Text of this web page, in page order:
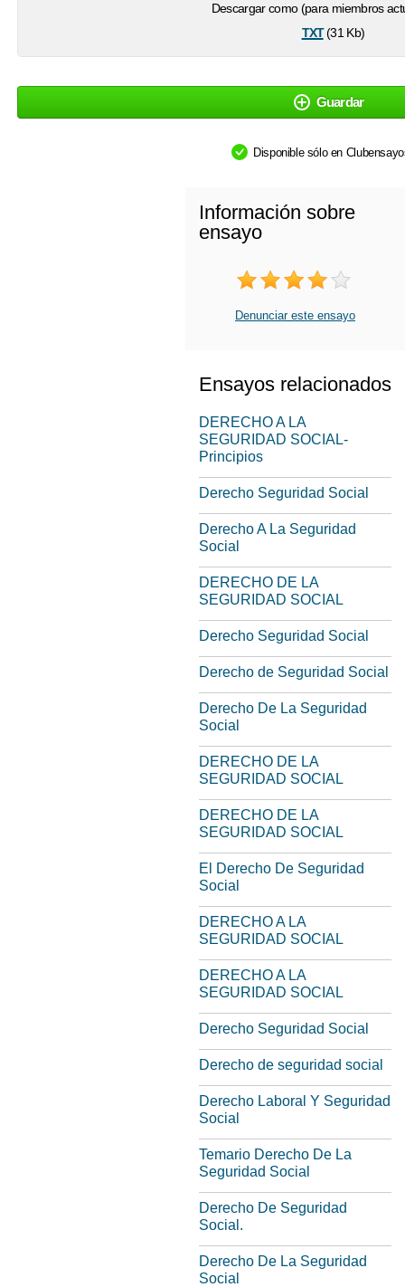
Descargar como (para miembros
txt(31 Kb)
Guardar
Disponible sólo en
Información sobre
ensayo
Denunciar este ensayo
Ensayos relacionados
DERECHO A LA
SEGURIDAD SOCIAL-
Principios
Derecho Seguridad Social
Derecho A La Seguridad
Social
DERECHO DE LA
SEGURIDAD SOCIAL
Derecho Seguridad Social
Derecho de Seguridad Social
Derecho De La Seguridad
Social
DERECHO DE LA
SEGURIDAD SOCIAL
DERECHO DE LA
SEGURIDAD SOCIAL
El Derecho De Seguridad
Social
DERECHO A LA
SEGURIDAD SOCIAL
DERECHO A LA
SEGURIDAD SOCIAL
Derecho Seguridad Social
Derecho de seguridad social
Derecho Laboral Y Seguridad
Social
Temario Derecho De La
Seguridad Social
Derecho De Seguridad
Social.
Derecho De La Seguridad
Social